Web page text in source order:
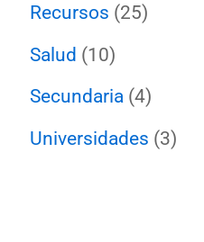
Recursos (25)
Salud (10)
Secundaria (4)
Universidades (3)